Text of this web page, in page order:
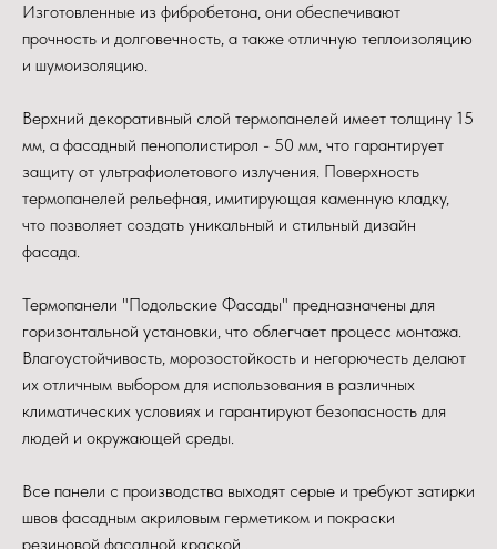
Изготовленные из фибробетона, они обеспечивают
прочность и долговечность, а также отличную теплоизоляцию
и шумоизоляцию.
Верхний декоративный слой термопанелей имеет толщину 15
мм, а фасадный пенополистирол - 50 мм, что гарантирует
защиту от ультрафиолетового излучения. Поверхность
термопанелей рельефная, имитирующая каменную кладку,
что позволяет создать уникальный и стильный дизайн
фасада.
Термопанели "Подольские Фасады" предназначены для
горизонтальной установки, что облегчает процесс монтажа.
Влагоустойчивость, морозостойкость и негорючесть делают
их отличным выбором для использования в различных
климатических условиях и гарантируют безопасность для
людей и окружающей среды.
Все панели с производства выходят серые и требуют затирки
швов фасадным акриловым герметиком и покраски
резиновой фасадной краской .